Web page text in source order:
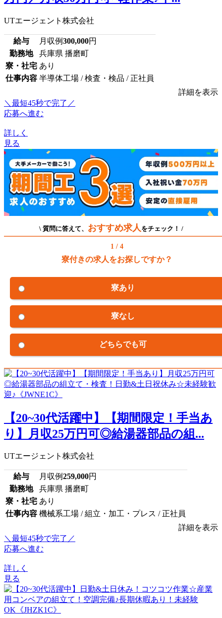
UTエージェント株式会社
給与 月収例300,000円
勤務地
兵庫県 播磨町
寮・社宅 あり
仕事内容 半導体工場 / 検査・検品 / 正社員
詳細を表示
＼最短45秒で完了／
応募へ進む
詳しく
見る
\ 質問に答えて、 おすすめ求人 をチェック！ /
1 / 4
寮付きの求人をお探しですか？
寮あり
寮なし
どちらでも可
【20~30代活躍中】【期間限定！手当あ
り】月収25万円可◎給湯器部品の組...
UTエージェント株式会社
給与 月収例259,000円
勤務地
兵庫県 播磨町
寮・社宅 あり
仕事内容 機械系工場 / 組立・加工・プレス / 正社員
詳細を表示
＼最短45秒で完了／
応募へ進む
詳しく
見る